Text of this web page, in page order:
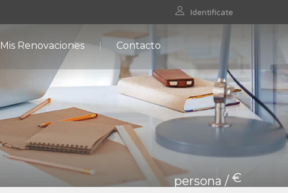
Identificate
Mis Renovaciones Contacto
persona / €